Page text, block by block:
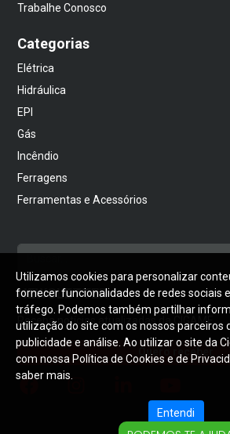
Trabalhe Conosco
Categorias
Elétrica
Hidráulica
EPI
Gás
Incêndio
Ferragens
Ferramentas e Acessórios
NEWSLETTER
Receba notícias atualizadas da CIGAME
Quero receber
Utilizamos cookies para personalizar
fornecer funcionalidades de redes sociais
tráfego. Podemos também partilhar
utilização do site com os nossos parceiros
publicidade e análise. Ao utilizar o site da
com nossa Política de Cookies e de
saber mais.
Entendi